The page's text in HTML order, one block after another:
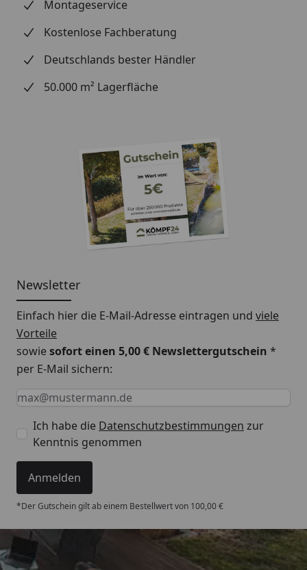
Montageservice
Kostenlose Fachberatung
Deutschlands bester Händler
50.000 m² Lagerfläche
Newsletter
Einfach hier die E-Mail-Adresse eintragen und viele
Vorteile
sowiesofort einen 5,00 € Newslettergutschein *
per E-Mail sichern:
Keine Eingabe erforderlich
Eingabe erforderlich
E-Mail *
Ich habe die Datenschutzbestimmungen zur
Kenntnis genommen
Anmelden
*Der Gutschein gilt ab einem Bestellwert von 100,00 €